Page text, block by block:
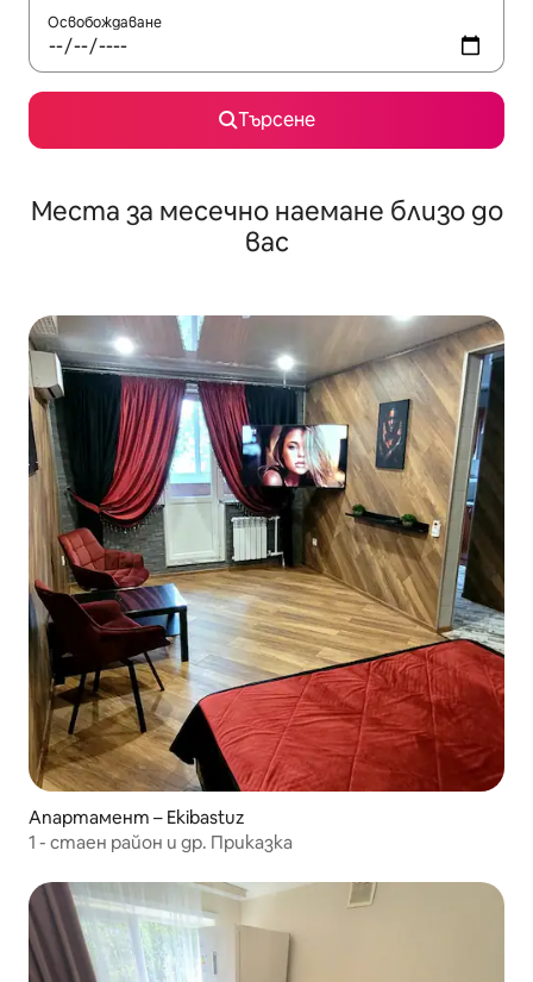
Освобождаване
Търсене
Места за месечно наемане близо до
вас
Апартамент – Ekibastuz
1 - стаен район и др. Приказка